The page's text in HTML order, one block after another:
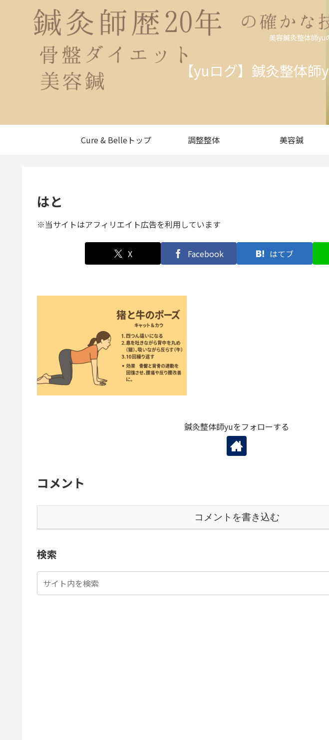
美容鍼灸整体師yu
【yuログ】鍼灸整体
Cure & Belleトップ 調整整体 美容鍼
はと
※当サイトはアフィリエイト広告を利用しています
X Facebook はてブ
鍼灸整体師yuをフォローする
コメント
コメントを書き込む
検索